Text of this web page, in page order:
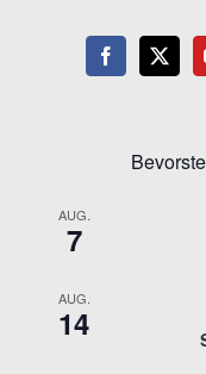
AUG.
7
AUG.
14